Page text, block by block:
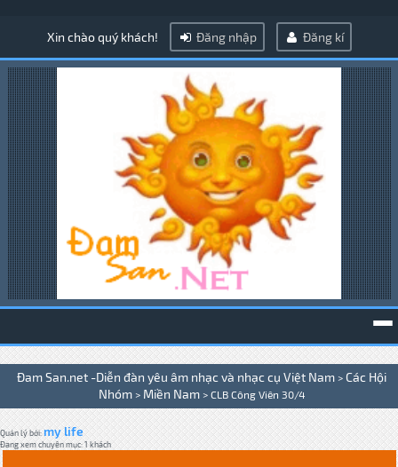
Xin chào quý khách! Đăng nhập Đăng kí
Đam San.net -Diễn đàn yêu âm nhạc và nhạc cụ Việt Nam > Các Hội
Nhóm > Miền Nam > CLB Công Viên 30/4
Quản lý bởi:my life
Đang xem chuyên mục: 1 khách